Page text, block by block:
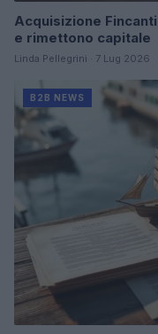
Acquisizione
e rimettono capitale
Linda Pellegrini · 7 Lug 2026
B2B NEWS